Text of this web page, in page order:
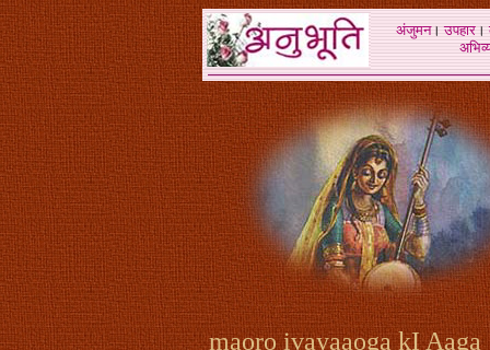
अंजुमन।उपहार।
maoro ivayaaoga kI Aaga